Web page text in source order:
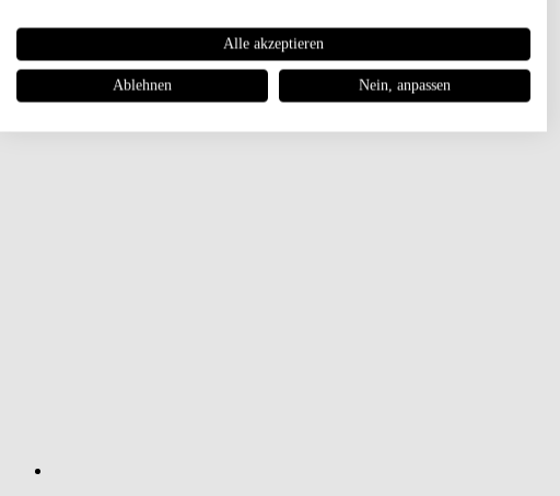
Alle akzeptieren
Ablehnen Nein, anpassen